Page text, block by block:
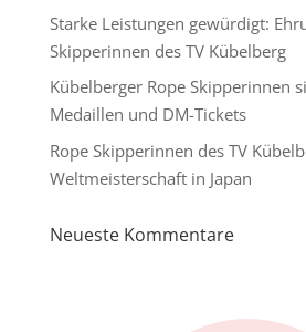
Starke Leistungen gewürdigt:
Skipperinnen des TV Kübelberg
Kübelberger Rope Skipperinnen
Medaillen und DM-Tickets
Rope Skipperinnen des TV
Weltmeisterschaft in Japan
Neueste Kommentare